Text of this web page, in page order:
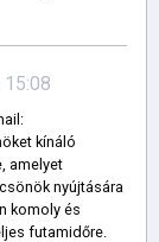
15:08
kínáló
amelyet
nyújtására
komoly és
futamidőre.